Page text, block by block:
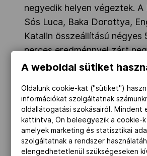
negyedik helyen végeztek. A
Sós Luca, Baka Dorottya,
Katalin összeállítású négyes
perces eredménnyel zárt
meg a negyedik helyet az 50
döntőjében, a verseny
jellemző, hogy a győztes
Ekström világcsúccsal nyert.
A 100 m pillangó döntőjében
A weboldal sütiket
Oldalunk cookie-kat ("sütiket")
információkat szolgáltatnak
oldallátogatási szokásairól. Mindent
kattintva, Ön beleegyezik a cookie-k
amelyek marketing és statisztikai
szolgáltatnak a rendszer
elengedhetetlenül szükségeseken